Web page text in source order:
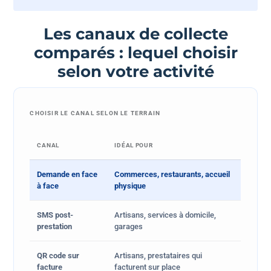
Les canaux de collecte
comparés : lequel choisir
selon votre activité
CHOISIR LE CANAL SELON LE TERRAIN
CANAL IDÉAL POUR
Demande en face
à face
Commerces, restaurants, accueil
physique
SMS post-
prestation
Artisans, services à domicile,
garages
QR code sur
facture
Artisans, prestataires qui
facturent sur place